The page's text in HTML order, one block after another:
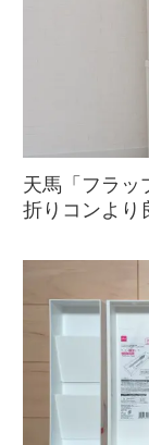
天馬「フラッ
折りコンより